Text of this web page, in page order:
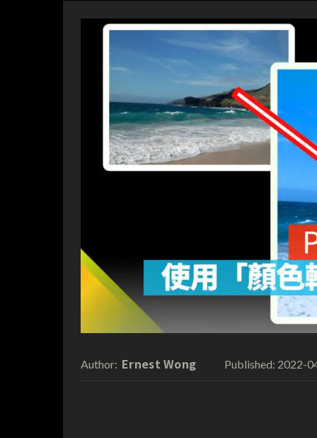
Author: Ernest Wong Published: 2022-